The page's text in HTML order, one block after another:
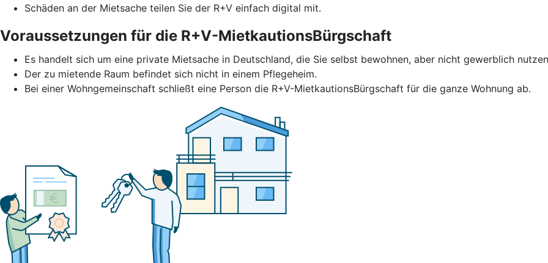
Schäden an der Mietsache teilen Sie der R+V einfach digital mit.
Voraussetzungen für die R+V-MietkautionsBürgschaft
Es handelt sich um eine private Mietsache in Deutschland, die Sie selbst bewohnen, aber nicht gewerblich
Der zu mietende Raum befindet sich nicht in einem Pflegeheim.
Bei einer Wohngemeinschaft schließt eine Person die R+V-MietkautionsBürgschaft für die ganze Wohnung ab.